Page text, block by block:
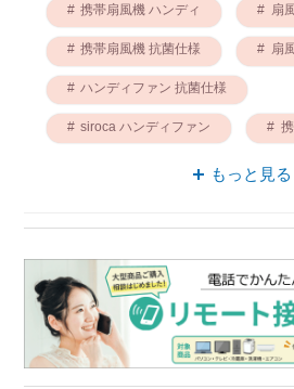
携帯扇風機 ハンディ 扇
携帯扇風機 抗菌仕様 扇
ハンディファン 抗菌仕様
siroca ハンディファン
もっと見る